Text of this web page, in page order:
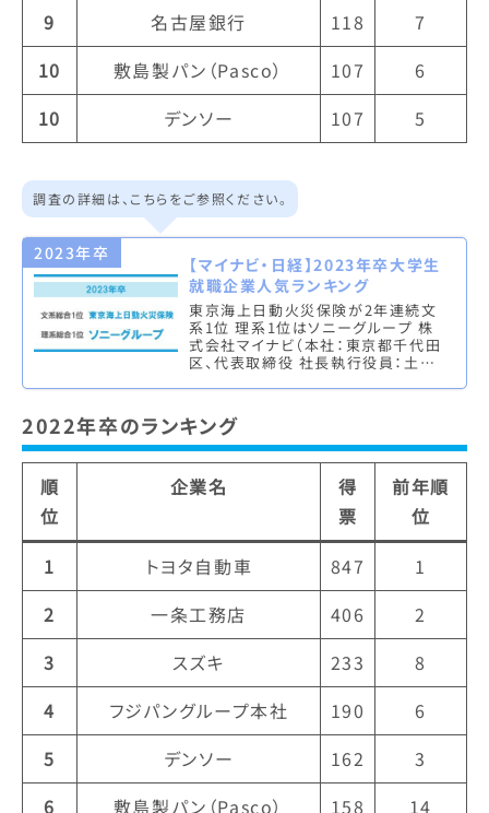
9
名古屋銀行 118
7
10
敷島製パン（Pasco） 107
6
10
デンソー 107 5
調査の詳細は、こちらをご参照ください。
2023年卒
【マイナビ・日経】2023年卒大学生
就職企業人気ランキング
東京海上日動火災保険が2年連続文
系1位 理系1位はソニーグループ 株
式会社マイナビ（本社：東京都千代田
区、代表取締役 社長執行役員：土屋
2022年卒のランキング
順
位
企業名
得
票
前年順
位
1
トヨタ自動車 847
1
2
一条工務店 406
2
3
スズキ 233
8
4
フジパングループ本社 190
6
5
デンソー 162
3
6
敷島製パン（Pasco） 158 14